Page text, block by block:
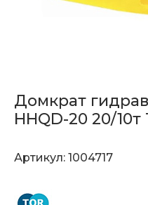
Домкрат
HHQD-20 20/10т
Артикул: 1004717